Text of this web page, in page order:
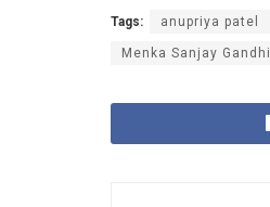
Tags: anupriya patel
Menka Sanjay Gandhi